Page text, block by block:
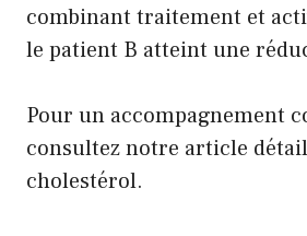
combinant traitement et
le patient B atteint une
Pour un accompagnement
consulteznotre article
cholestérol.